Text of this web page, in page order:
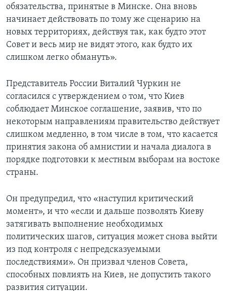
обязательства, принятые в Минске. Она вновь
начинает действовать по тому же сценарию на
новых территориях, действуя так, как будто этот
Совет и весь мир не видят этого, как будто их
слишком легко обмануть».
Представитель России Виталий Чуркин не
согласился с утверждением о том, что Киев
соблюдает Минское соглашение, заявив, что по
некоторым направлениям правительство действует
слишком медленно, в том числе в том, что касается
принятия закона об амнистии и начала диалога в
порядке подготовки к местным выборам на востоке
страны.
Он предупредил, что «наступил критический
момент», и что «если и дальше позволять Киеву
затягивать выполнение необходимых
политических шагов, ситуация может снова выйти
из под контроля с непредсказуемыми
последствиями». Он призвал членов Совета,
способных повлиять на Киев, не допустить такого
развития ситуации.